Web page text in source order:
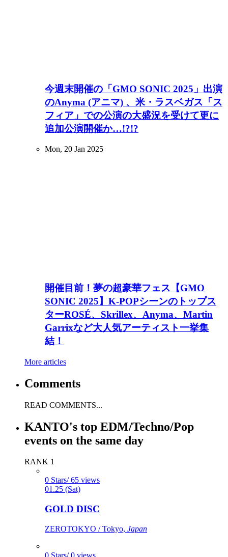
今週末開催の「GMO SONIC 2025」出演
のAnyma (アニマ) 、米・ラスベガス「ス
フィア」での公演の大盛況を受けて更に
追加公演開催か…!?!?
Mon, 20 Jan 2025
開催目前！夢の超豪華フェス【GMO
SONIC 2025】K-POPシーンのトップス
ターROSÉ、Skrillex、Anyma、Martin
Garrixなど大人気アーティスト一挙集
結！
More articles
Comments
READ COMMENTS...
KANTO's top EDM/Techno/Pop
events on the same day
RANK 1
0 Stars/ 65 views
01.25 (Sat)
GOLD DISC
ZEROTOKYO / Tokyo, Japan
0 Stars/ 0 views